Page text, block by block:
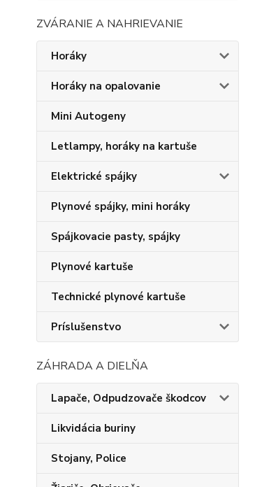
ZVÁRANIE A NAHRIEVANIE
Horáky
Horáky na opalovanie
Mini Autogeny
Letlampy, horáky na kartuše
Elektrické spájky
Plynové spájky, mini horáky
Spájkovacie pasty, spájky
Plynové kartuše
Technické plynové kartuše
Príslušenstvo
ZÁHRADA A DIELŇA
Lapače, Odpudzovače škodcov
Likvidácia buriny
Stojany, Police